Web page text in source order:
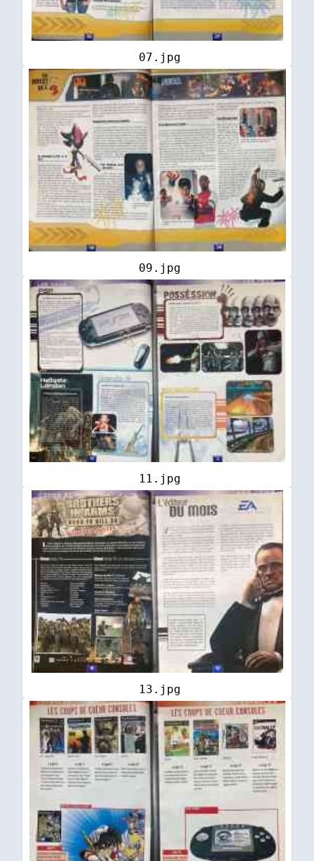
07.jpg
09.jpg
11.jpg
13.jpg